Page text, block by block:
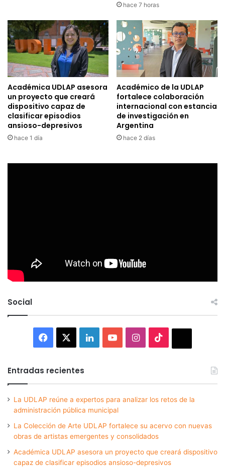
hace 7 horas
Académica UDLAP asesora
un proyecto que creará
dispositivo capaz de
clasificar episodios
ansioso-depresivos
hace 1 día
Académico de la UDLAP
fortalece colaboración
internacional con estancia
de investigación en
Argentina
hace 2 días
Social
Facebook LinkedInYouTubeInstagram
Entradas recientes
La UDLAP reúne a expertos para analizar los retos de la
administración pública municipal
La Colección de Arte UDLAP fortalece su acervo con nuevas
obras de artistas emergentes y consolidados
Académica UDLAP asesora un proyecto que creará dispositivo
capaz de clasificar episodios ansioso-depresivos